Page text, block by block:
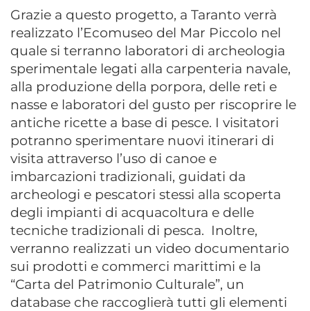
Grazie a questo progetto, a Taranto verrà
realizzato l’Ecomuseo del Mar Piccolo nel
quale si terranno laboratori di archeologia
sperimentale legati alla carpenteria navale,
alla produzione della porpora, delle reti e
nasse e laboratori del gusto per riscoprire le
antiche ricette a base di pesce. I visitatori
potranno sperimentare nuovi itinerari di
visita attraverso l’uso di canoe e
imbarcazioni tradizionali, guidati da
archeologi e pescatori stessi alla scoperta
degli impianti di acquacoltura e delle
tecniche tradizionali di pesca. Inoltre,
verranno realizzati un video documentario
sui prodotti e commerci marittimi e la
“Carta del Patrimonio Culturale”, un
database che raccoglierà tutti gli elementi